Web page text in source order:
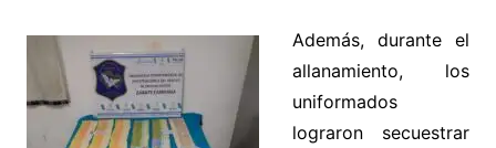
Además, durante el
allanamiento, los
uniformados
lograron secuestrar